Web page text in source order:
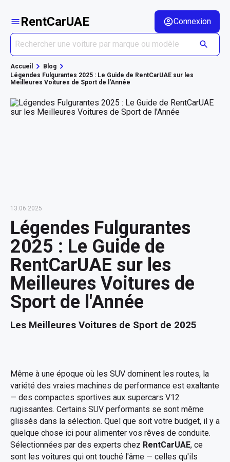
RentCarUAE Connexion
Accueil
Blog
Légendes Fulgurantes 2025 : Le Guide de RentCarUAE sur les
Meilleures Voitures de Sport de l'Année
13.06.2025
Légendes Fulgurantes
2025 : Le Guide de
RentCarUAE sur les
Meilleures Voitures de
Sport de l'Année
Les Meilleures Voitures de Sport de 2025
Même à une époque où les SUV dominent les routes, la
variété des vraies machines de performance est exaltante
— des compactes sportives aux supercars V12
rugissantes. Certains SUV performants se sont même
glissés dans la sélection. Quel que soit votre budget, il y a
quelque chose ici pour alimenter vos rêves de conduite.
Sélectionnées par des experts chez RentCarUAE, ce
sont les voitures qui ont touché l'âme — celles qu'ils